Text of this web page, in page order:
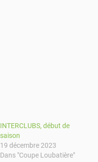
INTERCLUBS, début de
saison
19 décembre 2023
Dans "Coupe Loubatière"